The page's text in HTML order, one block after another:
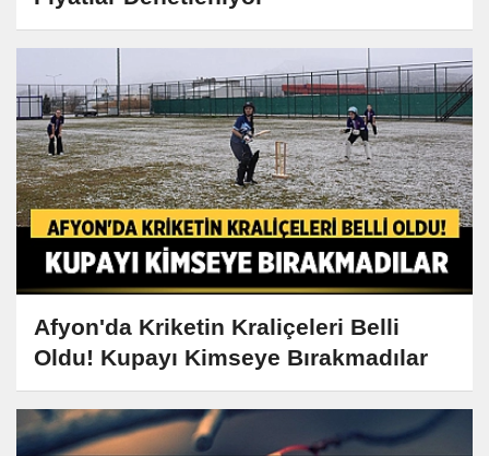
Afyon'da Kriketin Kraliçeleri Belli
Oldu! Kupayı Kimseye Bırakmadılar